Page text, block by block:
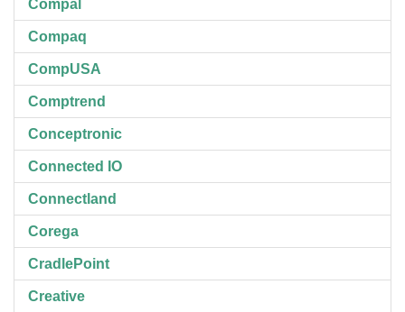
Compal
Compaq
CompUSA
Comptrend
Conceptronic
Connected IO
Connectland
Corega
CradlePoint
Creative